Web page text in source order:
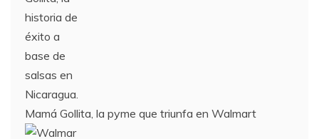
Mamá Gollita, la pyme que triunfa en Walmart